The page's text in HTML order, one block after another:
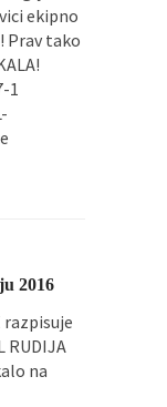
v Bowling
ekipno
Prav tako
1
2016
razpisuje
RUDIJA
na